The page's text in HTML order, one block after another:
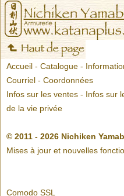
Accueil - Catalogue -
Courriel - Coordonnées
Infos sur les ventes - Infos sur
de la vie privée
© 2011 - 2026 Nichiken
Mises à jour et nouvelles
Comodo SSL